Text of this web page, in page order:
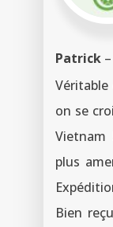
Patrick –
on se
plus
Bien